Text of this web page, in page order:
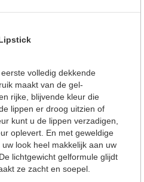
volledig dekkende
maakt van de gel-
rijke, blijvende kleur die
lippen er droog uitzien of
kunt u de lippen verzadigen,
oplevert. En met geweldige
look heel makkelijk aan uw
lichtgewicht gelformule glijdt
ze zacht en soepel.